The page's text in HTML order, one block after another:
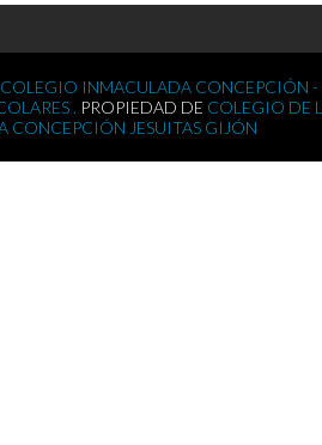
COLEGIO INMACULADA CONCEPCIÓN -
. PROPIEDAD DE COLEGIO DE
CONCEPCIÓN JESUITAS GIJÓN